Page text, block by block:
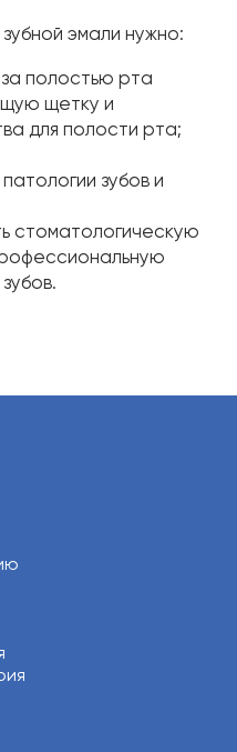
эмали нужно:
полостью рта
щетку и
для полости рта;
зубов и
стоматологическую